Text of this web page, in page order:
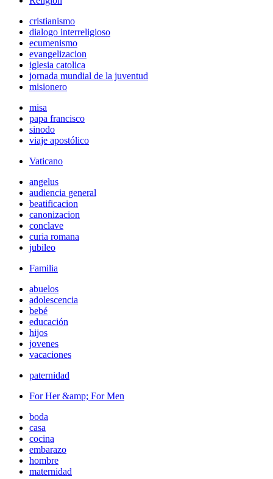
cristianismo
dialogo interreligioso
ecumenismo
evangelizacion
iglesia catolica
jornada mundial de la juventud
misionero
misa
papa francisco
sinodo
viaje apostólico
Vaticano
angelus
audiencia general
beatificacion
canonizacion
conclave
curia romana
jubileo
Familia
abuelos
adolescencia
bebé
educación
hijos
jovenes
vacaciones
paternidad
For Her &amp; For Men
boda
casa
cocina
embarazo
hombre
maternidad